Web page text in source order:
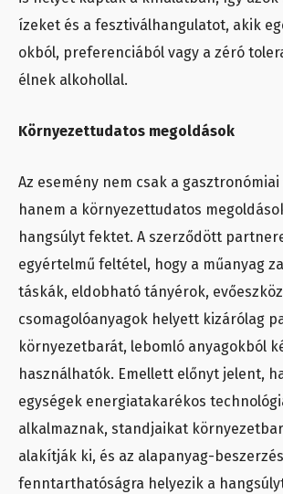
ízeket és a fesztiválhangulatot, akik
okból, preferenciából vagy a zéró
élnek alkohollal.
Környezettudatos megoldások
Az esemény nem csak a
hanem a környezettudatos
hangsúlyt fektet. A szerződött
egyértelmű feltétel, hogy a műanyag
táskák, eldobható tányérok,
csomagolóanyagok helyett kizárólag
környezetbarát, lebomló anyagokból
használhatók. Emellett előnyt jelent,
egységek energiatakarékos
alkalmaznak, standjaikat
alakítják ki, és az alapanyag-
fenntarthatóságra helyezik a